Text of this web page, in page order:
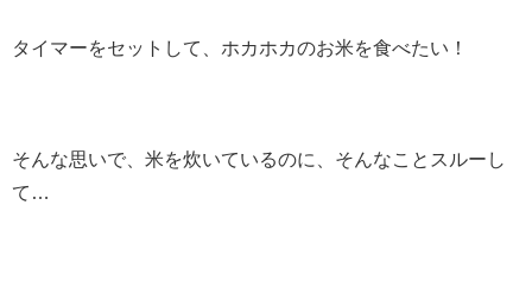
タイマーをセットして、ホカホカのお米を食べたい！
そんな思いで、米を炊いているのに、そんなことスルーし
て…